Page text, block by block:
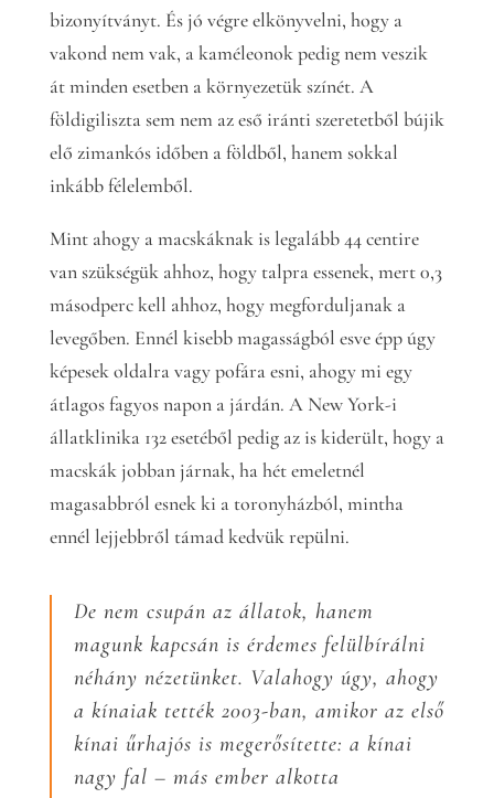
bizonyítványt. És jó végre elkönyvelni, hogy a
vakond nem vak, a kaméleonok pedig nem veszik
át minden esetben a környezetük színét. A
földigiliszta sem nem az eső iránti szeretetből bújik
elő zimankós időben a földből, hanem sokkal
inkább félelemből.
Mint ahogy a macskáknak is legalább 44 centire
van szükségük ahhoz, hogy talpra essenek, mert 0,3
másodperc kell ahhoz, hogy megforduljanak a
levegőben. Ennél kisebb magasságból esve épp úgy
képesek oldalra vagy pofára esni, ahogy mi egy
átlagos fagyos napon a járdán. A New York-i
állatklinika 132 esetéből pedig az is kiderült, hogy a
macskák jobban járnak, ha hét emeletnél
magasabbról esnek ki a toronyházból, mintha
ennél lejjebbről támad kedvük repülni.
De nem csupán az állatok, hanem
magunk kapcsán is érdemes felülbírálni
néhány nézetünket. Valahogy úgy, ahogy
a kínaiak tették 2003-ban, amikor az első
kínai űrhajós is megerősítette: a kínai
nagy fal – más ember alkotta